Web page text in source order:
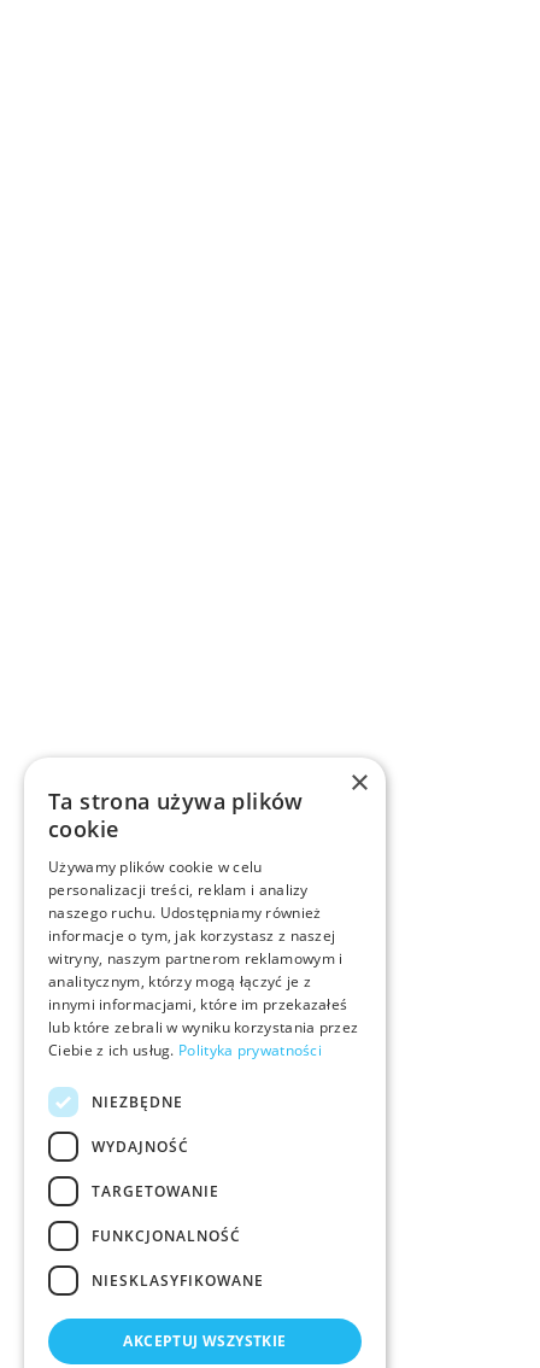
×
Ta strona używa plików
cookie
Używamy plików cookie w celu
personalizacji treści, reklam i analizy
naszego ruchu. Udostępniamy również
informacje o tym, jak korzystasz z naszej
witryny, naszym partnerom reklamowym i
analitycznym, którzy mogą łączyć je z
innymi informacjami, które im przekazałeś
lub które zebrali w wyniku korzystania przez
Ciebie z ich usług. Polityka prywatności
NIEZBĘDNE
WYDAJNOŚĆ
TARGETOWANIE
FUNKCJONALNOŚĆ
NIESKLASYFIKOWANE
AKCEPTUJ WSZYSTKIE